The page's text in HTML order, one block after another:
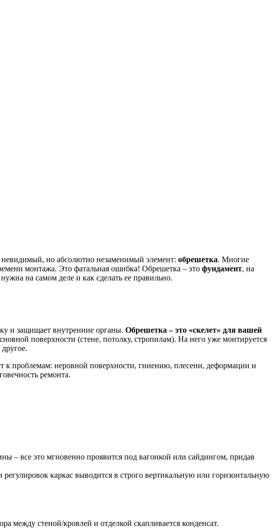
невидимый, но абсолютно незаменимый элемент: обрешетка. Многие
монтажа. Это фатальная ошибка! Обрешетка – это фундамент, на
на самом деле и как сделать ее правильно.
и защищает внутренние органы. Обрешетка – это «скелет» для вашей
поверхности (стене, потолку, стропилам). На него уже монтируется
к проблемам: неровной поверхности, гниению, плесени, деформации и
ремонта.
– все это мгновенно проявится под вагонкой или сайдингом, придав
каркас выводится в строго вертикальную или горизонтальную
между стеной/кровлей и отделкой скапливается конденсат.